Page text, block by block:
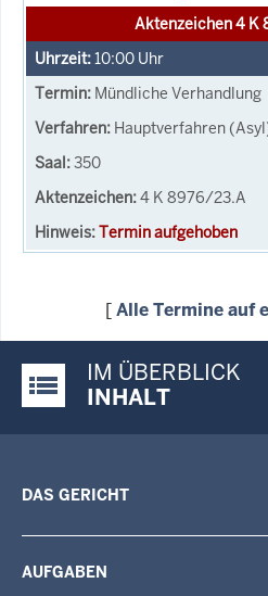
Aktenzeichen 4 K
10:00 Uhr
Mündliche Verhandlung
Hauptverfahren
350
4 K 8976/23.A
Termin aufgehoben
[Alle Termine auf
Justiz-Portal im
IM ÜBERBLICK
INHALT
DAS GERICHT
AUFGABEN